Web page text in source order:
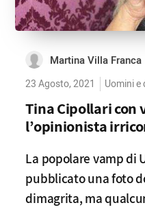
Martina Villa Franca
23 Agosto, 2021 Uomini e
Tina Cipollari con
l’opinionista
La popolare vamp di
pubblicato una foto
dimagrita, ma